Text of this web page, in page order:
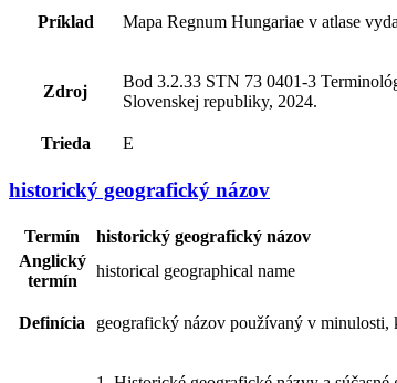
Príklad Mapa Regnum Hungariae v atlase
Zdroj
Bod 3.2.33 STN 73 0401-3
Slovenskej republiky, 2024.
Trieda E
historický geografický názov
Termín
historický geografický názov
Anglický
termín
historical geographical name
Definícia geografický názov používaný v minulosti,